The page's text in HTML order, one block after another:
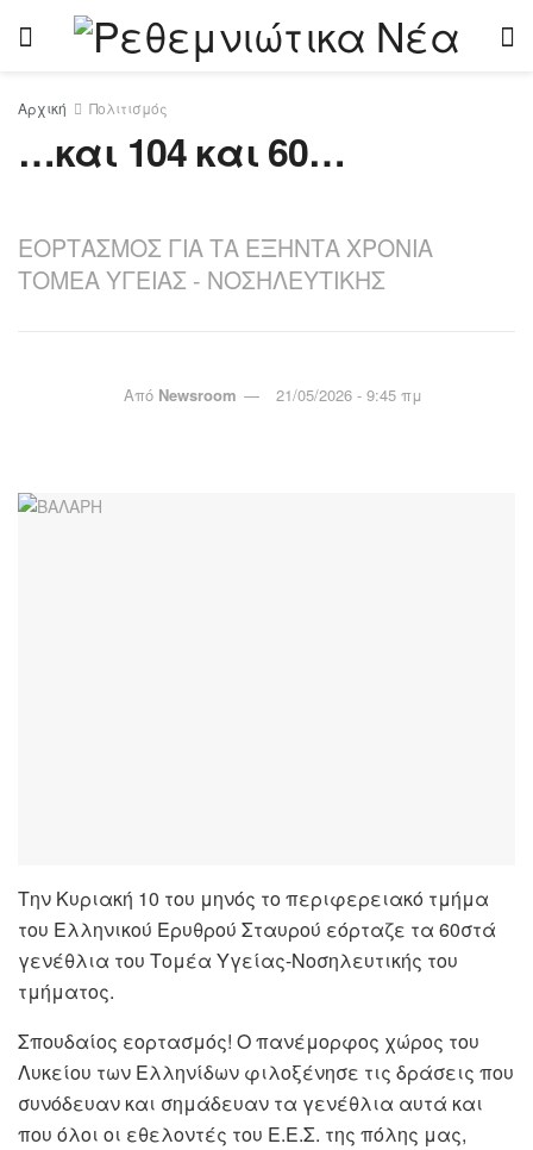
Αρχική Πολιτισμός
…και 104 και 60…
ΕΟΡΤΑΣΜΟΣ ΓΙΑ ΤΑ ΕΞΗΝΤΑ ΧΡΟΝΙΑ
ΤΟΜΕΑ ΥΓΕΙΑΣ - ΝΟΣΗΛΕΥΤΙΚΗΣ
Από Newsroom 21/05/2026 - 9:45 πμ
Την Κυριακή 10 του μηνός το περιφερειακό τμήμα
του Ελληνικού Ερυθρού Σταυρού εόρταζε τα 60στά
γενέθλια του Τομέα Υγείας-Νοσηλευτικής του
τμήματος.
Σπουδαίος εορτασμός! Ο πανέμορφος χώρος του
Λυκείου των Ελληνίδων φιλοξένησε τις δράσεις που
συνόδευαν και σημάδευαν τα γενέθλια αυτά και
που όλοι οι εθελοντές του Ε.Ε.Σ. της πόλης μας,